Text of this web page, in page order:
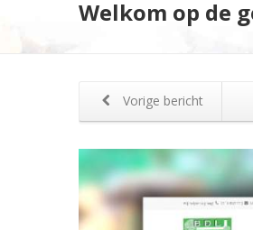
Welkom op de
Vorige bericht